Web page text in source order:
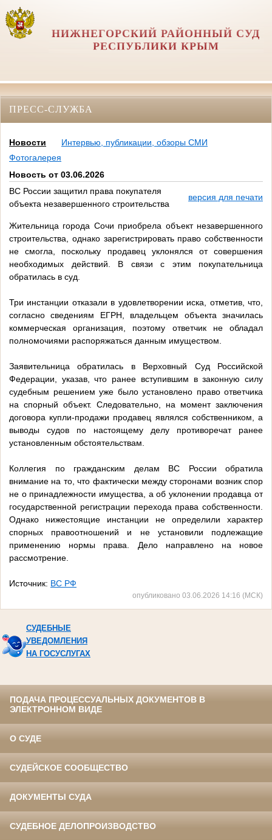
НИЖНЕГОРСКИЙ РАЙОННЫЙ СУД
РЕСПУБЛИКИ КРЫМ
ПРЕСС-СЛУЖБА
Новости
Интервью, публикации, обзоры СМИ
Фотогалерея
Новость от 03.06.2026
ВС России защитил права покупателя
объекта незавершенного строительства
версия для печати
Жительница города Сочи приобрела объект незавершенного
строительства, однако зарегистрировать право собственности
не смогла, поскольку продавец уклонялся от совершения
необходимых действий. В связи с этим покупательница
обратилась в суд.
Три инстанции отказали в удовлетворении иска, отметив, что,
согласно сведениям ЕГРН, владельцем объекта значилась
коммерческая организация, поэтому ответчик не обладал
полномочиями распоряжаться данным имуществом.
Заявительница обратилась в Верховный Суд Российской
Федерации, указав, что ранее вступившим в законную силу
судебным решением уже было установлено право ответчика
на спорный объект. Следовательно, на момент заключения
договора купли-продажи продавец являлся собственником, а
выводы судов по настоящему делу противоречат ранее
установленным обстоятельствам.
Коллегия по гражданским делам ВС России обратила
внимание на то, что фактически между сторонами возник спор
не о принадлежности имущества, а об уклонении продавца от
государственной регистрации перехода права собственности.
Однако нижестоящие инстанции не определили характер
спорных правоотношений и не установили подлежащие
применению нормы права. Дело направлено на новое
рассмотрение.
Источник: ВС РФ
опубликовано 03.06.2026 14:16 (МСК)
СУДЕБНЫЕ
УВЕДОМЛЕНИЯ
НА ГОСУСЛУГАХ
ПОДАЧА ПРОЦЕССУАЛЬНЫХ ДОКУМЕНТОВ В
ЭЛЕКТРОННОМ ВИДЕ
О СУДЕ
СУДЕЙСКОЕ СООБЩЕСТВО
ДОКУМЕНТЫ СУДА
СУДЕБНОЕ ДЕЛОПРОИЗВОДСТВО